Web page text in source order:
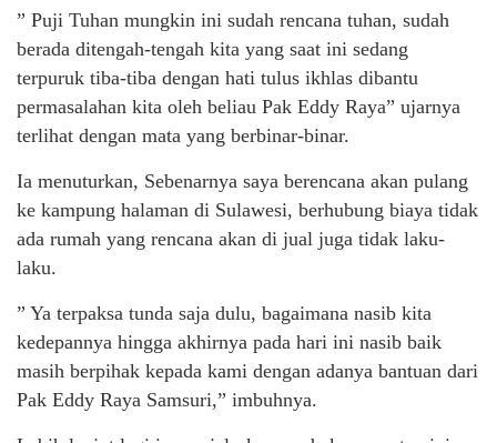
” Puji Tuhan mungkin ini sudah rencana tuhan, sudah
berada ditengah-tengah kita yang saat ini sedang
terpuruk tiba-tiba dengan hati tulus ikhlas dibantu
permasalahan kita oleh beliau Pak Eddy Raya” ujarnya
terlihat dengan mata yang berbinar-binar.
Ia menuturkan, Sebenarnya saya berencana akan pulang
ke kampung halaman di Sulawesi, berhubung biaya tidak
ada rumah yang rencana akan di jual juga tidak laku-
laku.
” Ya terpaksa tunda saja dulu, bagaimana nasib kita
kedepannya hingga akhirnya pada hari ini nasib baik
masih berpihak kepada kami dengan adanya bantuan dari
Pak Eddy Raya Samsuri,” imbuhnya.